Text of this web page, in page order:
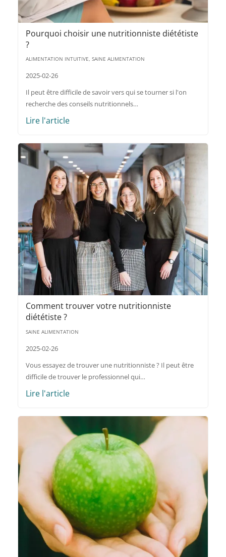
Pourquoi choisir une nutritionniste diététiste
?
ALIMENTATION INTUITIVE, SAINE ALIMENTATION
2025-02-26
Il peut être difficile de savoir vers qui se tourner si l'on
recherche des conseils nutritionnels…
Lire l'article
Comment trouver votre nutritionniste
diététiste ?
SAINE ALIMENTATION
2025-02-26
Vous essayez de trouver une nutritionniste ? Il peut être
difficile de trouver le professionnel qui…
Lire l'article